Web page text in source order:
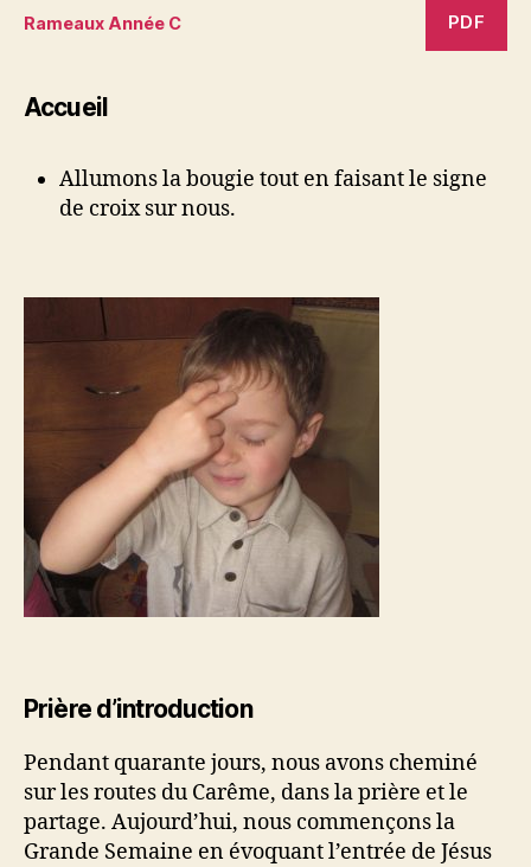
Rameaux Année C PDF
Accueil
Allumons la bougie tout en faisant le signe
de croix sur nous.
Prière d’introduction
Pendant quarante jours, nous avons cheminé
sur les routes du Carême, dans la prière et le
partage. Aujourd’hui, nous commençons la
Grande Semaine en évoquant l’entrée de Jésus